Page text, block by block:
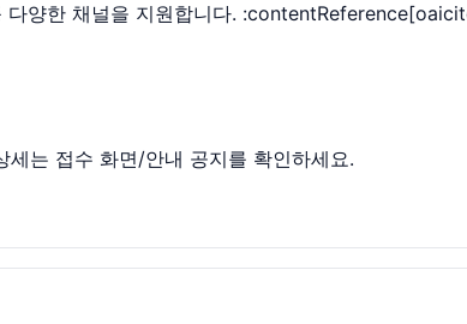
양한 채널을 지원합니다.
세는 접수 화면/안내 공지를 확인하세요.